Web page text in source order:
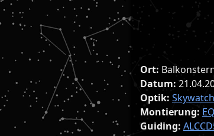
Ort:
Datum:
Optik:
Montierung:
Guiding: